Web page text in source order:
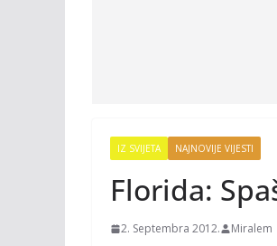
IZ SVIJETA NAJNOVIJE VIJESTI
Florida:
2. Septembra 2012. Miralem